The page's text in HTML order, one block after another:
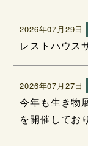
2026年07月29日
レストハウス
2026年07月27日
今年も生き物
を開催してお